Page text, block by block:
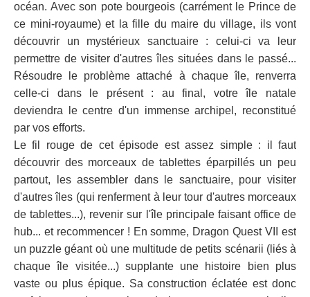
océan. Avec son pote bourgeois (carrément le Prince de
ce mini-royaume) et la fille du maire du village, ils vont
découvrir un mystérieux sanctuaire : celui-ci va leur
permettre de visiter d'autres îles situées dans le passé...
Résoudre le problème attaché à chaque île, renverra
celle-ci dans le présent : au final, votre île natale
deviendra le centre d'un immense archipel, reconstitué
par vos efforts.
Le fil rouge de cet épisode est assez simple : il faut
découvrir des morceaux de tablettes éparpillés un peu
partout, les assembler dans le sanctuaire, pour visiter
d'autres îles (qui renferment à leur tour d'autres morceaux
de tablettes...), revenir sur l'île principale faisant office de
hub... et recommencer ! En somme, Dragon Quest VII est
un puzzle géant où une multitude de petits scénarii (liés à
chaque île visitée...) supplante une histoire bien plus
vaste ou plus épique. Sa construction éclatée est donc